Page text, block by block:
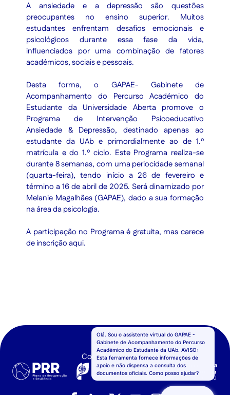
A ansiedade e a depressão são questões
preocupantes no ensino superior. Muitos
estudantes enfrentam desafios emocionais e
psicológicos durante essa fase da vida,
influenciados por uma combinação de fatores
académicos, sociais e pessoais.
Desta forma, o GAPAE- Gabinete de
Acompanhamento do Percurso Académico do
Estudante da Universidade Aberta promove o
Programa de Intervenção Psicoeducativo
Ansiedade & Depressão, destinado apenas ao
estudante da UAb e primordialmente ao de 1.º
matrícula e do 1.º ciclo. Este Programa realiza-se
durante 8 semanas, com uma periocidade semanal
(quarta-feira), tendo início a 26 de fevereiro e
término a 16 de abril de 2025. Será dinamizado por
Melanie Magalhães (GAPAE), dado a sua formação
na área da psicologia.
A participação no Programa é gratuita, mas carece
de inscrição aqui.
Confinanciado por: